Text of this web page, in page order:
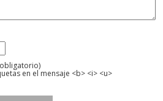
en el mensaje <b> <i> <u>